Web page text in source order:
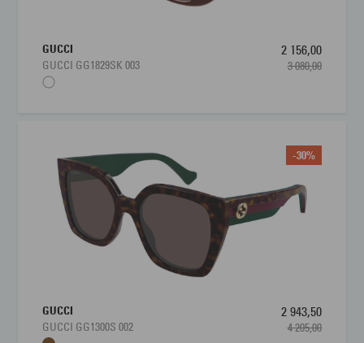
GUCCI
GUCCI GG1829SK 003
2 156,00
3 080,00
-30%
GUCCI
GUCCI GG1300S 002
2 943,50
4 205,00